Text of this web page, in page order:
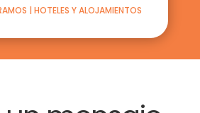
HOTELES Y ALOJAMIENTOS